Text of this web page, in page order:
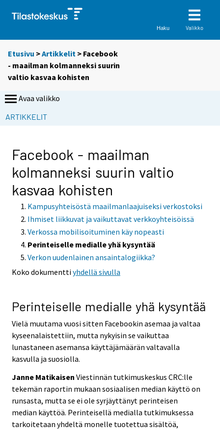
Haku Valikko
Etusivu >Artikkelit > Facebook
- maailman kolmanneksi suurin
valtio kasvaa kohisten
Avaa valikko
ARTIKKELIT
Facebook - maailman
kolmanneksi suurin valtio
kasvaa kohisten
Kampusyhteisöstä maailmanlaajuiseksi verkostoksi
Ihmiset liikkuvat ja vaikuttavat verkkoyhteisöissä
Verkossa mobilisoituminen käy nopeasti
Perinteiselle medialle yhä kysyntää
Verkon uudenlainen ansaintalogiikka?
Koko dokumenttiyhdellä sivulla
Perinteiselle medialle yhä kysyntää
Vielä muutama vuosi sitten Facebookin asemaa ja valtaa
kyseenalaistettiin, mutta nykyisin se vaikuttaa
lunastaneen asemansa käyttäjämäärän valtavalla
kasvulla ja suosiolla.
Janne Matikaisen Viestinnän tutkimuskeskus CRC:lle
tekemän raportin mukaan sosiaalisen median käyttö on
runsasta, mutta se ei ole syrjäyttänyt perinteisen
median käyttöä. Perinteisellä medialla tutkimuksessa
tarkoitetaan yhdeltä monelle tuotettua sisältöä,